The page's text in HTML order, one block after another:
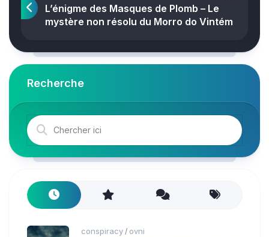
L’énigme des Masques de Plomb – Le
mystère non résolu du Morro do Vintém
Recherche
conspiracy / ovni